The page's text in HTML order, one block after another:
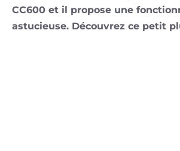
CC600 et il propose une
astucieuse. Découvrez ce petit